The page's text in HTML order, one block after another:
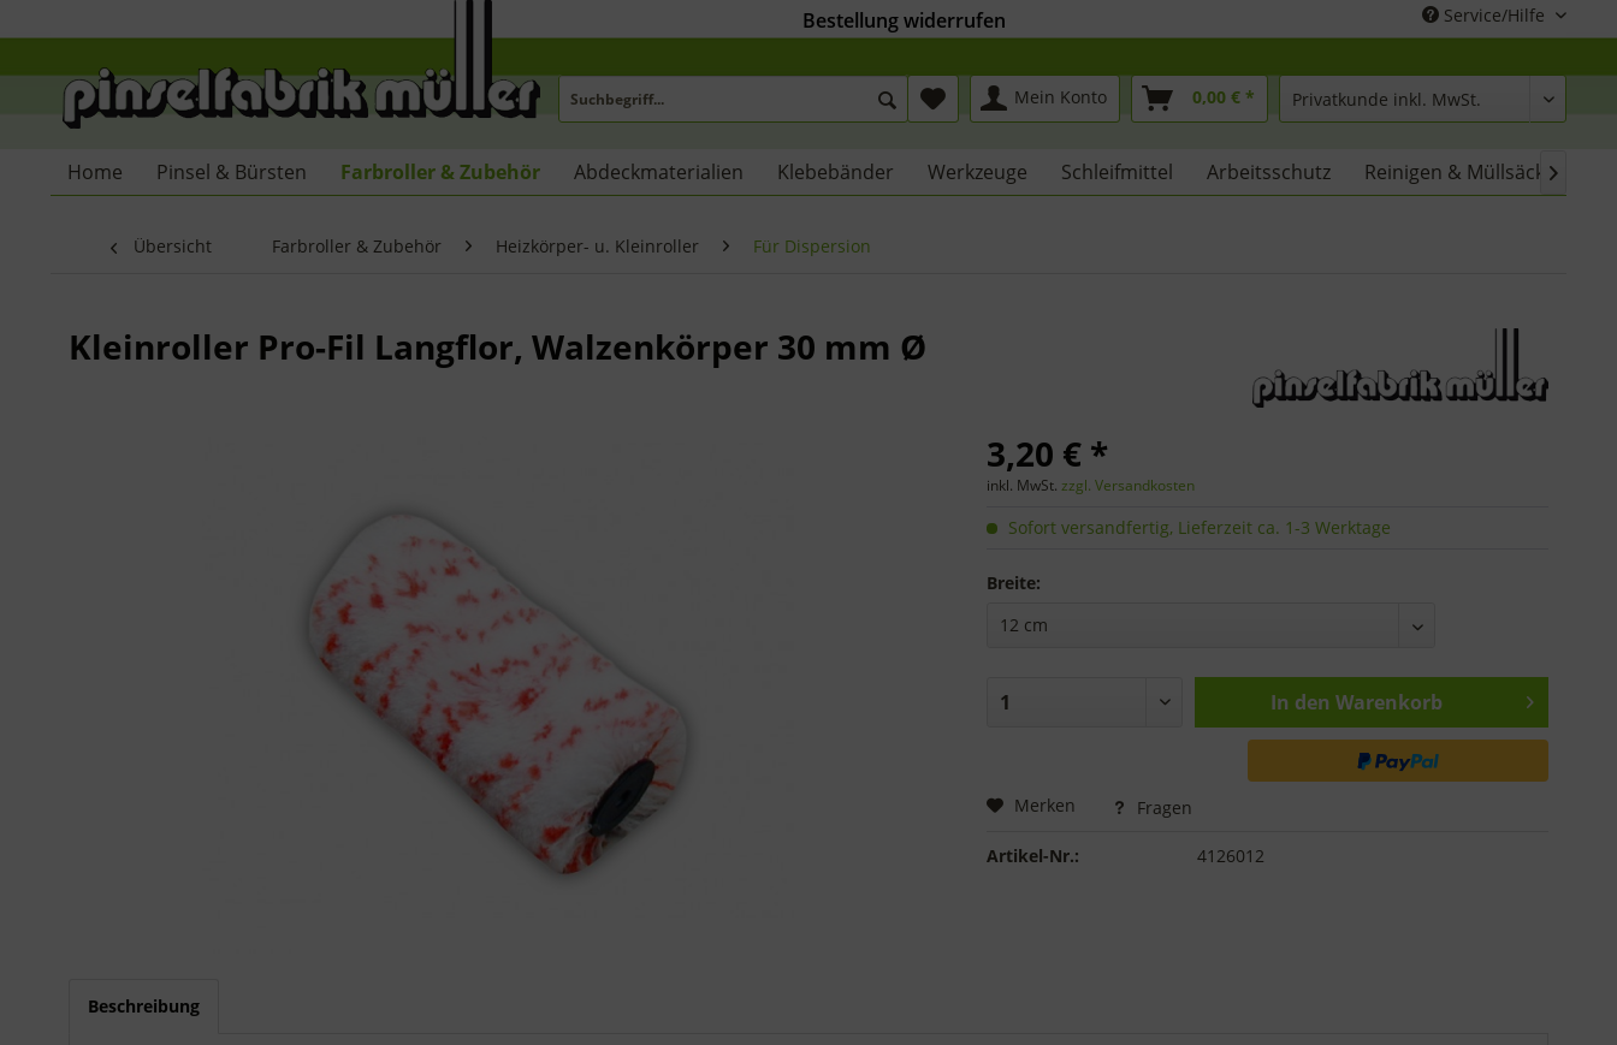
Service/Hilfe
Mein Konto 0,00 € *
Home Pinsel & Bürsten Farbroller & Zubehör Abdeckmaterialien Klebebänder Werkzeuge Schleifmittel Arbeitsschutz Reinigen & Müllsäcke
Übersicht Farbroller & Zubehör Heizkörper- u. Kleinroller Für Dispersion
Kleinroller Pro-Fil Langflor, Walzenkörper 30 mm Ø
3,20 € *
inkl. MwSt. zzgl. Versandkosten
Sofort versandfertig, Lieferzeit ca. 1-3 Werktage
Breite:
In den Warenkorb
Merken Fragen
Artikel-Nr.: 4126012
Beschreibung
Bestellung widerrufen